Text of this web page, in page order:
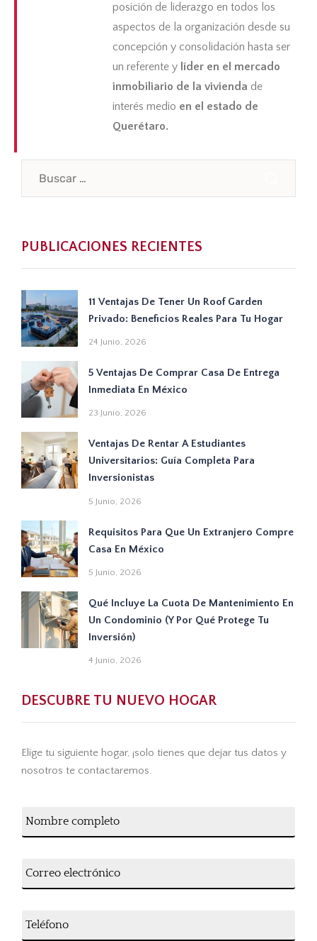
posición de liderazgo en todos los
aspectos de la organización desde su
concepción y consolidación hasta ser
un referente y líder en el mercado
inmobiliario de la vivienda de
interés medio en el estado de
Querétaro.
PUBLICACIONES RECIENTES
11 Ventajas De Tener Un Roof Garden
Privado: Beneficios Reales Para Tu Hogar
24 Junio, 2026
5 Ventajas De Comprar Casa De Entrega
Inmediata En México
23 Junio, 2026
Ventajas De Rentar A Estudiantes
Universitarios: Guía Completa Para
Inversionistas
5 Junio, 2026
Requisitos Para Que Un Extranjero Compre
Casa En México
5 Junio, 2026
Qué Incluye La Cuota De Mantenimiento En
Un Condominio (y Por Qué Protege Tu
Inversión)
4 Junio, 2026
DESCUBRE TU NUEVO HOGAR
Elige tu siguiente hogar, ¡solo tienes que dejar tus datos y
nosotros te contactaremos.
o
m
c
m
u
o
r
e
o